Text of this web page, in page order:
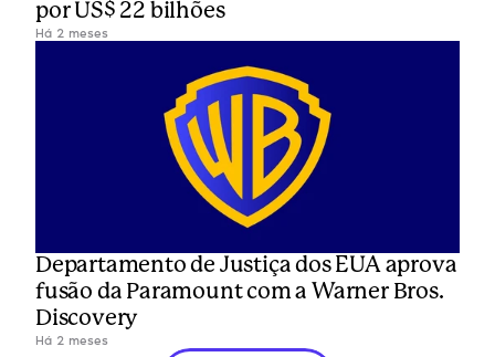
por US$ 22 bilhões
Há 2 meses
Departamento de Justiça dos EUA aprova
fusão da Paramount com a Warner Bros.
Discovery
Há 2 meses